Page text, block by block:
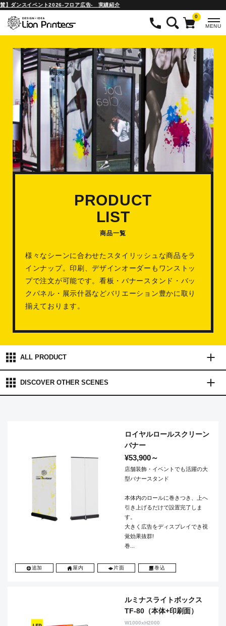
イベント2026-フロア広告- 実績紹介
0
MENU
PRODUCT
LIST
商品一覧
様々なシーンに合わせたスタイリッシュな商品をラ
インナップ。印刷、デザインオーダーもワンストッ
プで注文が可能です。看板・バナースタンド・バッ
クパネル・展示什器などバリエーション豊かに取り
揃えております。
ALL PRODUCT
DISCOVER OTHER SCENES
ロイヤルロールスクリーン
バナー
¥53,900～
店舗装飾・イベントでも活躍の大
型バナースタンド
本体内のロールに巻きつき、上へ
引き上げるだけで設置完了しま
す。
大きく広告をディスプレイでき視
覚効果抜群!
巻...
追加 屋内 片面 巻込
ルミナスライトボックス
TF-80（本体+印刷面）
W1000xH2000